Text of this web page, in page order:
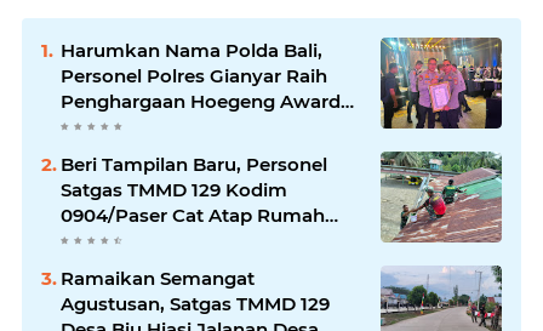
Harumkan Nama Polda Bali,
Personel Polres Gianyar Raih
Penghargaan Hoegeng Awards
2026
Beri Tampilan Baru, Personel
Satgas TMMD 129 Kodim
0904/Paser Cat Atap Rumah
Marbot
Ramaikan Semangat
Agustusan, Satgas TMMD 129